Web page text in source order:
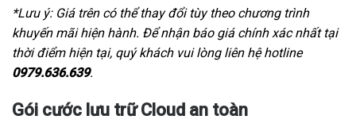
*Lưu ý: Giá trên có thể thay đổi tùy theo chương trình
khuyến mãi hiện hành. Để nhận báo giá chính xác nhất tại
thời điểm hiện tại, quý khách vui lòng liên hệ hotline
0979.636.639.
Gói cước lưu trữ Cloud an toàn